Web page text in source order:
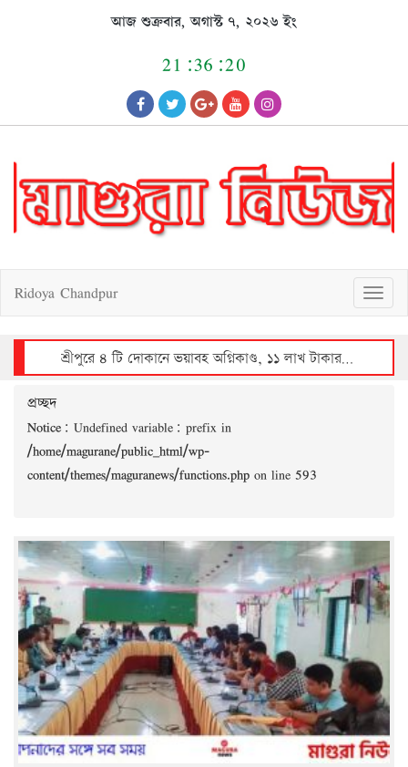
আজ শুক্রবার, অগাস্ট ৭, ২০২৬ ইং
21:36:20
T
o
g
g
l
a
t
Ridoya Chandpur
শ্রীপুরে ৪ টি দোকানে ভয়াবহ অগ্নিকাণ্ড, ১১ লাখ টাকার ক্ষয়ক্ষতি
প্রচ্ছদ
Notice : Undefined variable: prefix in
/home/magurane/public_html/wp-
content/themes/maguranews/functions.php on line 593